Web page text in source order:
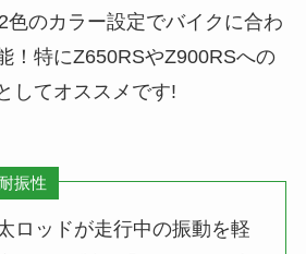
色のカラー設定でバイクに合わ
！特にZ650RSやZ900RSへの
してオススメです!
振性
ロッドが走行中の振動を軽